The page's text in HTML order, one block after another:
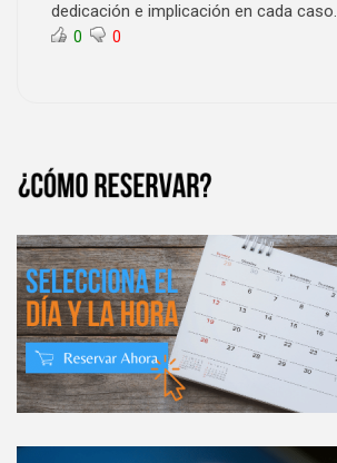
dedicación e implicación en cada caso.
0 0